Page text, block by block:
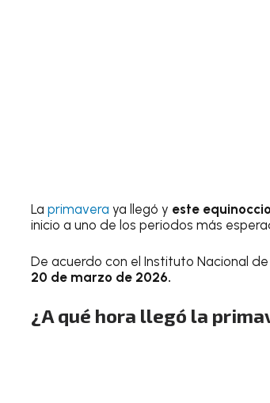
La primavera ya llegó y este equinoccio
inicio a uno de los periodos más
De acuerdo con el Instituto Nacional
20 de marzo de 2026.
¿A qué hora llegó la